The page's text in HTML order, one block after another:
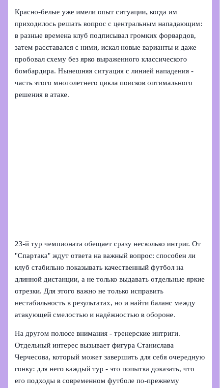
Красно-белые уже имели опыт ситуации, когда им
приходилось решать вопрос с центральным нападающим:
в разные времена клуб подписывал громких форвардов,
затем расставался с ними, искал новые варианты и даже
пробовал схему без ярко выраженного классического
бомбардира. Нынешняя ситуация с линией нападения -
часть этого многолетнего цикла поисков оптимального
решения в атаке.
23-й тур чемпионата обещает сразу несколько интриг. От
"Спартака" ждут ответа на важный вопрос: способен ли
клуб стабильно показывать качественный футбол на
длинной дистанции, а не только выдавать отдельные яркие
отрезки. Для этого важно не только исправить
нестабильность в результатах, но и найти баланс между
атакующей смелостью и надёжностью в обороне.
На другом полюсе внимания - тренерские интриги.
Отдельный интерес вызывает фигура Станислава
Черчесова, который может завершить для себя очередную
гонку: для него каждый тур - это попытка доказать, что
его подходы в современном футболе по-прежнему